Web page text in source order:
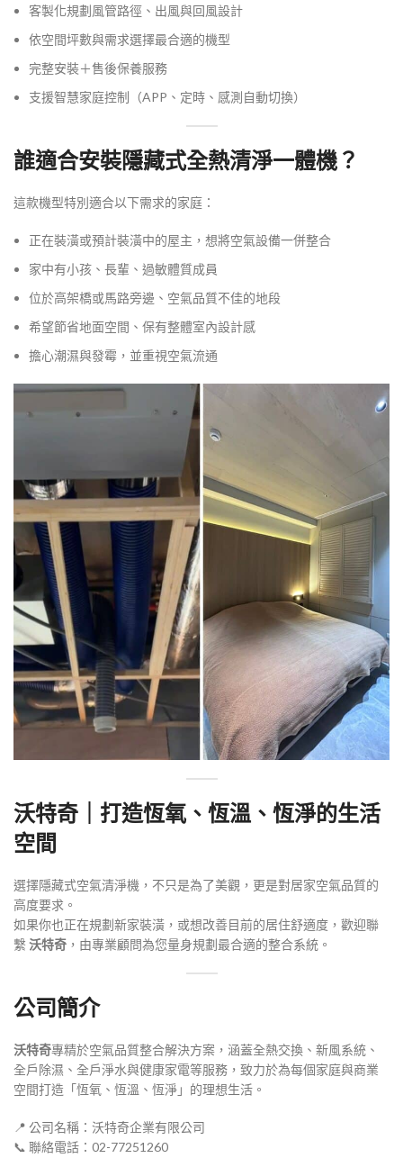
客製化規劃風管路徑、出風與回風設計
依空間坪數與需求選擇最合適的機型
完整安裝＋售後保養服務
支援智慧家庭控制（APP、定時、感測自動切換）
誰適合安裝隱藏式全熱清淨一體機？
這款機型特別適合以下需求的家庭：
正在裝潢或預計裝潢中的屋主，想將空氣設備一併整合
家中有小孩、長輩、過敏體質成員
位於高架橋或馬路旁邊、空氣品質不佳的地段
希望節省地面空間、保有整體室內設計感
擔心潮濕與發霉，並重視空氣流通
沃特奇｜打造恆氧、恆溫、恆淨的生活
空間
選擇隱藏式空氣清淨機，不只是為了美觀，更是對居家空氣品質的
高度要求。
如果你也正在規劃新家裝潢，或想改善目前的居住舒適度，歡迎聯
繫 沃特奇 ，由專業顧問為您量身規劃最合適的整合系統。
公司簡介
沃特奇專精於空氣品質整合解決方案，涵蓋全熱交換、新風系統、
全戶除濕、全戶淨水與健康家電等服務，致力於為每個家庭與商業
空間打造「恆氧、恆溫、恆淨」的理想生活。
📍 公司名稱：沃特奇企業有限公司
📞 聯絡電話：02-77251260